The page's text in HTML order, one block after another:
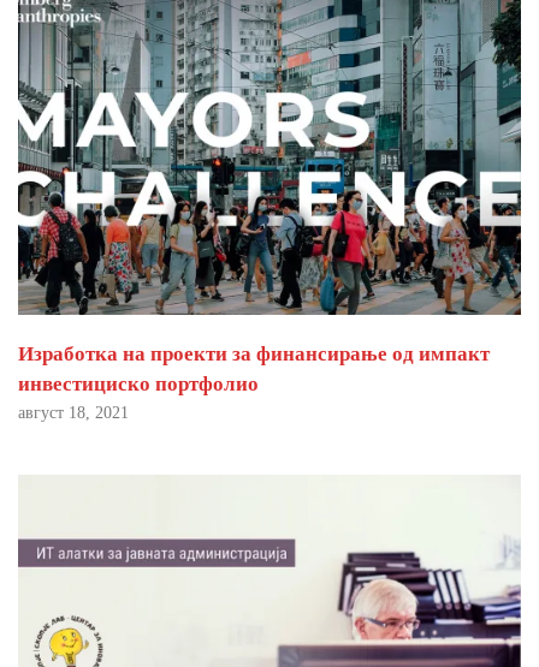
Изработка на проекти за финансирање од импакт
инвестициско портфолио
август 18, 2021